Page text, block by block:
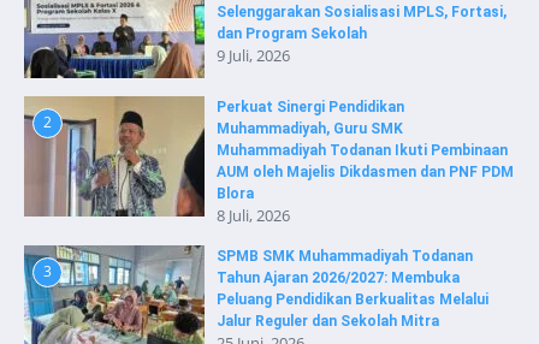
Selenggarakan Sosialisasi MPLS, Fortasi,
dan Program Sekolah
9 Juli, 2026
2
Perkuat Sinergi Pendidikan
Muhammadiyah, Guru SMK
Muhammadiyah Todanan Ikuti Pembinaan
AUM oleh Majelis Dikdasmen dan PNF PDM
Blora
8 Juli, 2026
3
SPMB SMK Muhammadiyah Todanan
Tahun Ajaran 2026/2027: Membuka
Peluang Pendidikan Berkualitas Melalui
Jalur Reguler dan Sekolah Mitra